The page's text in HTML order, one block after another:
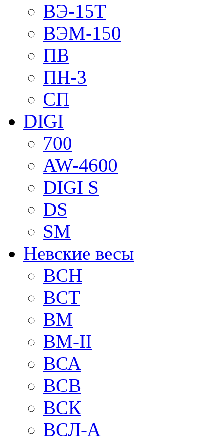
ВЭ-15Т
ВЭМ-150
ПВ
ПН-3
СП
DIGI
700
AW-4600
DIGI S
DS
SM
Невские весы
BCH
BCT
BM
BM-II
ВСА
ВСВ
ВСК
ВСЛ-А